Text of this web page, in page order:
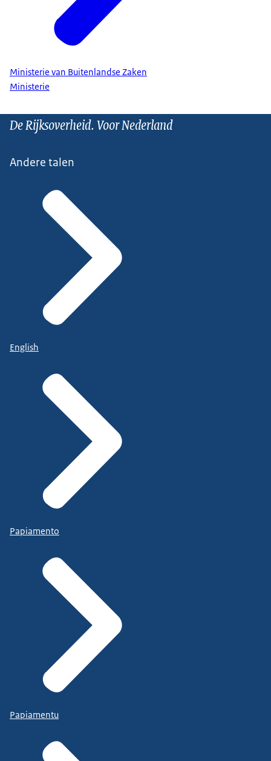
Ministerie van Buitenlandse Zaken
Ministerie
De Rijksoverheid. Voor Nederland
Andere talen
English
Papiamento
Papiamentu